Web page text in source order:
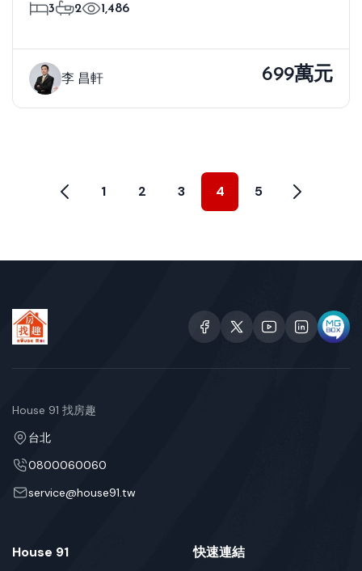
3 2 1,486
李 昌軒 699萬元
1 2 3 4 5
House 91 找房趣
台北
0800060060
service@house91.tw
House 91 快速連結